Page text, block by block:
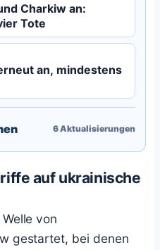
Charkiw an:
Tote
an, mindestens
6Aktualisierungen
auf ukrainische
von
gestartet, bei denen